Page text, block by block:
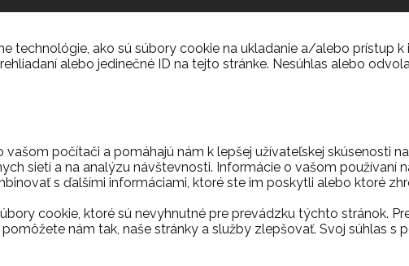
technológie, ako sú súbory cookie na ukladanie a/alebo prístup
alebo jedinečné ID na tejto stránke. Nesúhlas alebo
počítači a pomáhajú nám k lepšej užívateľskej skúsenosti
sietí a na analýzu návštevnosti. Informácie o vašom používaní
s ďalšími informáciami, ktoré ste im poskytli alebo ktoré
cookie, ktoré sú nevyhnutné pre prevádzku týchto stránok.
nám tak, naše stránky a služby zlepšovať. Svoj súhlas